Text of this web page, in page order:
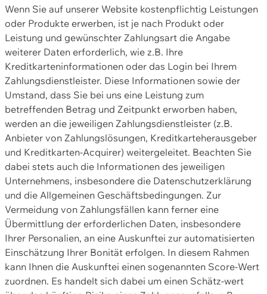
Wenn Sie auf unserer Website kostenpflichtig Leistungen
oder Produkte erwerben, ist je nach Produkt oder
Leistung und gewünschter Zahlungsart die Angabe
weiterer Daten erforderlich, wie z.B. Ihre
Kreditkarteninformationen oder das Login bei Ihrem
Zahlungsdienstleister. Diese Informationen sowie der
Umstand, dass Sie bei uns eine Leistung zum
betreffenden Betrag und Zeitpunkt erworben haben,
werden an die jeweiligen Zahlungsdienstleister (z.B.
Anbieter von Zahlungslösungen, Kreditkarteherausgeber
und Kreditkarten-Acquirer) weitergeleitet. Beachten Sie
dabei stets auch die Informationen des jeweiligen
Unternehmens, insbesondere die Datenschutzerklärung
und die Allgemeinen Geschäftsbedingungen. Zur
Vermeidung von Zahlungsfällen kann ferner eine
Übermittlung der erforderlichen Daten, insbesondere
Ihrer Personalien, an eine Auskunftei zur automatisierten
Einschätzung Ihrer Bonität erfolgen. In diesem Rahmen
kann Ihnen die Auskunftei einen sogenannten Score-Wert
zuordnen. Es handelt sich dabei um einen Schätz-wert